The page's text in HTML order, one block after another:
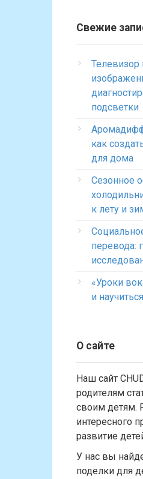
Свежие
Телевизор
подсветки
как
для дома
Сезонное
к лету и
перевода:
«Уроки
и
О сайте
Наш сайт
родителям
своим детям.
интересного
развитие
У нас вы
поделки для